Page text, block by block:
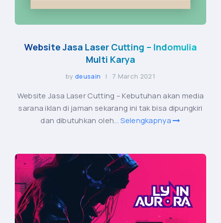
Website Jasa Laser Cutting – Indomulia
Multi Karya
bydeusain | 7 March 2021
Website Jasa Laser Cutting – Kebutuhan akan media
sarana iklan di jaman sekarang ini tak bisa dipungkiri
dan dibutuhkan oleh...Selengkapnya